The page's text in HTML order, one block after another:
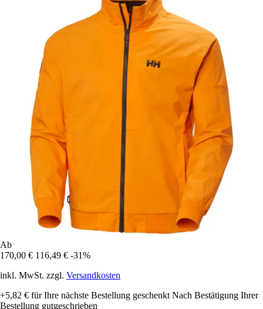
Ab
170,00 € 116,49 € -31%
inkl. MwSt. zzgl. Versandkosten
+5,82 € für Ihre nächste Bestellung geschenkt Nach Bestätigung Ihrer
Bestellung gutgeschrieben